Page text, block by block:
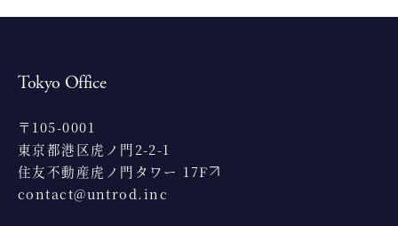
Tokyo Office
〒105-0001
東京都港区虎ノ門2-2-1
住友不動産虎ノ門タワー 17F
contact@untrod.inc